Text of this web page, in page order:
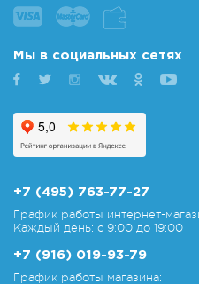
Мы в социальных сетях
+7 (495) 763-77-27
График работы интернет-
Каждый день: с 9:00 до 19:00
+7 (916) 019-93-79
График работы магазина: